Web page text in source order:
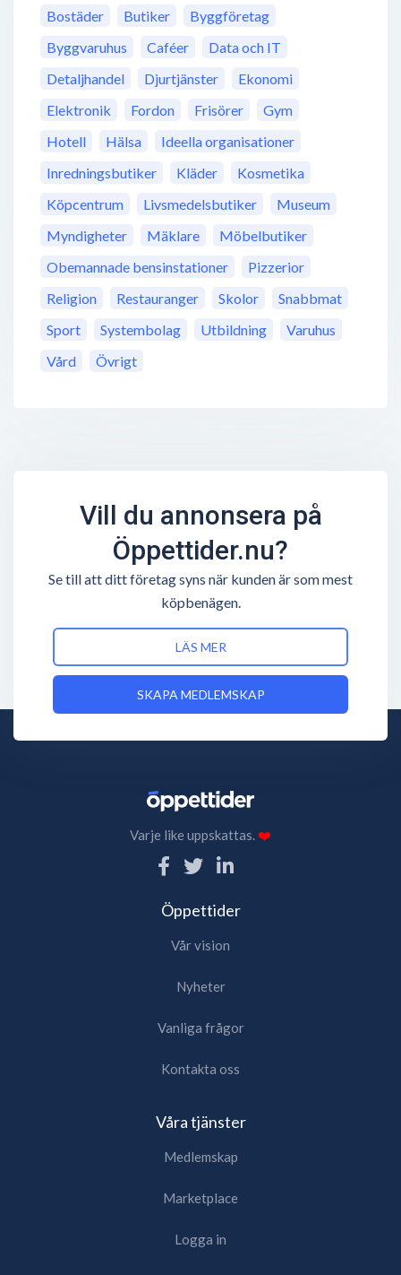
Bostäder
Butiker
Byggföretag
Byggvaruhus
Caféer
Data och IT
Detaljhandel
Djurtjänster
Ekonomi
Elektronik
Fordon Frisörer
Gym
Hotell
Hälsa
Ideella organisationer
Inredningsbutiker
Kläder
Kosmetika
Köpcentrum
Livsmedelsbutiker
Museum
Myndigheter
Mäklare
Möbelbutiker
Obemannade bensinstationer
Pizzerior
Religion
Restauranger Skolor
Snabbmat
Sport
Systembolag Utbildning
Varuhus
Vård
Övrigt
Vill du annonsera på
Öppettider.nu?
Se till att ditt företag syns när kunden är som mest
köpbenägen.
LÄS MER
SKAPA MEDLEMSKAP
Varje like uppskattas.❤️
Öppettider
Vår vision
Nyheter
Vanliga frågor
Kontakta oss
Våra tjänster
Medlemskap
Marketplace
Logga in